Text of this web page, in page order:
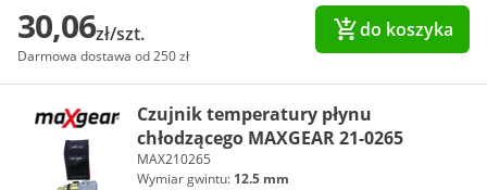
30,06zł/szt.
Darmowa dostawa od 250 zł
do koszyka
Czujnik temperatury płynu
chłodzącego MAXGEAR 21-0265
MAX210265
Wymiar gwintu: 12.5 mm